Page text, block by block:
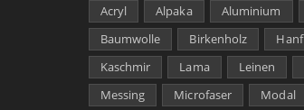
Acryl Alpaka Aluminium
Baumwolle
Birkenholz Hanf
Kaschmir
Lama Leinen
Messing
Microfaser Modal